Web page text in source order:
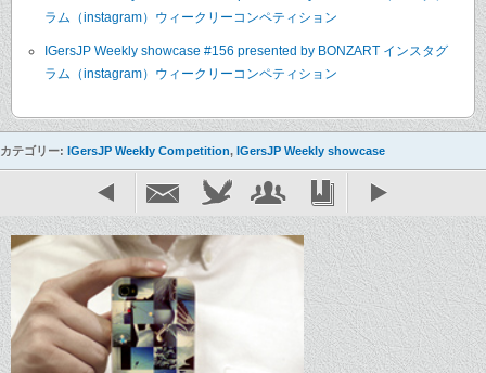
ラム（instagram）ウィークリーコンペティション
IGersJP Weekly showcase #156 presented by BONZART インスタグ
ラム（instagram）ウィークリーコンペティション
カテゴリー: IGersJP Weekly Competition, IGersJP Weekly showcase